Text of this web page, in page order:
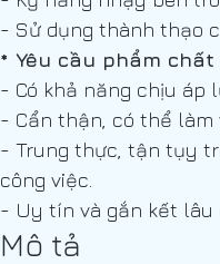
- Sử dụng thành thạo
* Yêu cầu phẩm chất
- Có khả năng chịu áp
- Cẩn thận, có thể làm
- Trung thực, tận tụy
công việc.
- Uy tín và gắn kết lâu
Mô tả